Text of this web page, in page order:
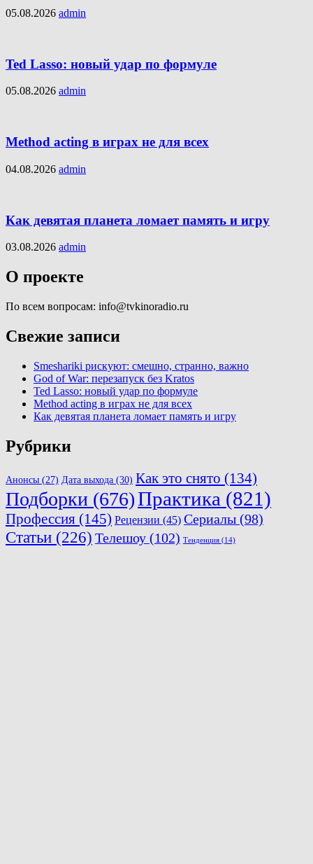
05.08.2026 admin
Ted Lasso: новый удар по формуле
05.08.2026 admin
Method acting в играх не для всех
04.08.2026 admin
Как девятая планета ломает память и игру
03.08.2026 admin
О проекте
По всем вопросам: info@tvkinoradio.ru
Свежие записи
Smeshariki рискуют: смешно, странно, важно
God of War: перезапуск без Kratos
Ted Lasso: новый удар по формуле
Method acting в играх не для всех
Как девятая планета ломает память и игру
Рубрики
Анонсы (27) Дата выхода (30) Как это снято (134)
Подборки (676)Практика (821)
Профессия (145) Рецензии (45) Сериалы (98)
Статьи (226) Телешоу (102) Тенденция (14)